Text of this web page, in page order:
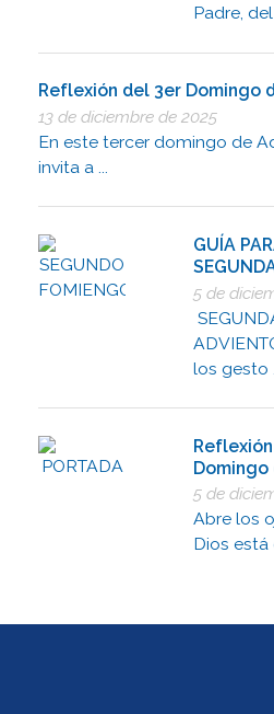
Padre,
Reflexión del 3er Domingo
13 de diciembre de 2025
En este tercer domingo de
invita a ...
GUÍA
5 de
los gesto ...
Domingo
5 de
Abre los
Dios está